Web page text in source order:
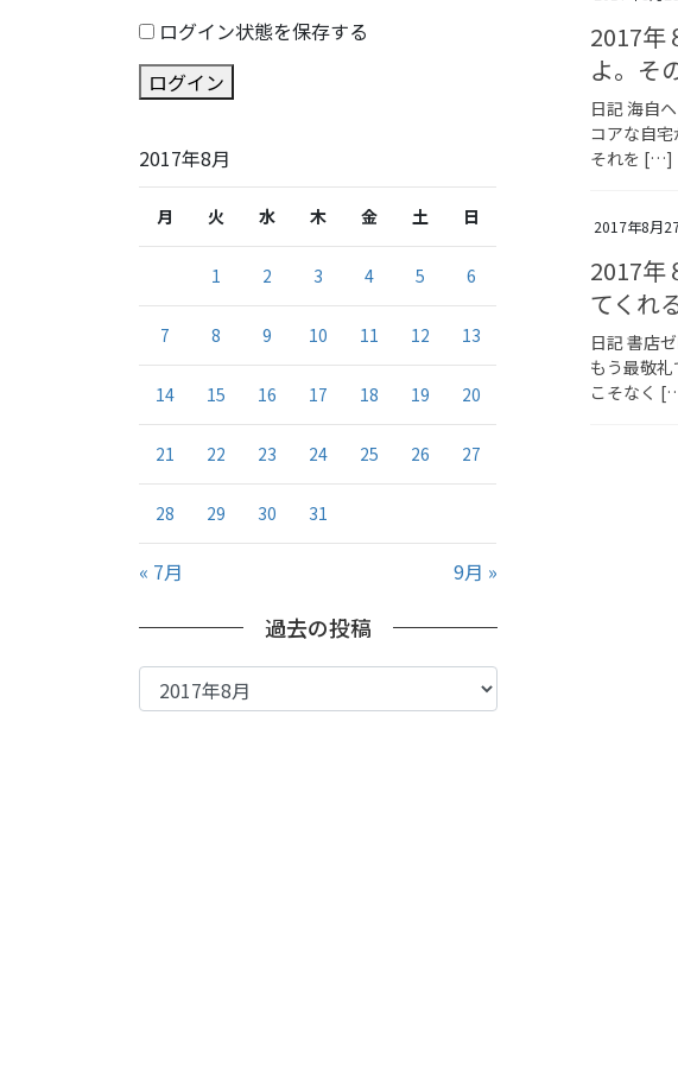
2017年
よ。そ
日記 海自
コアな自
それを […]
2017年8月
2017年
てくれ
日記 書店
もう最敬
こそなく
ログイン状態を保存する
ログイン
2017年8月
月 火 水 木 金 土 日
1 2 3 4 5 6
7 8 9 10 11 12 13
14 15 16 17 18 19 20
21 22 23 24 25 26 27
28 29 30 31
« 7月 9月 »
過去の投稿
過
去